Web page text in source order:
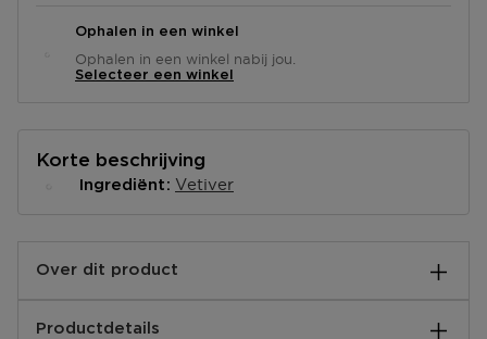
Ophalen in een winkel
Ophalen in een winkel nabij jou.
Selecteer een winkel
Korte beschrijving
Ingrediënt Vetiver
Over dit product
belichaamt het gevoel van vrijheid, aantrekkingskracht
Productdetails